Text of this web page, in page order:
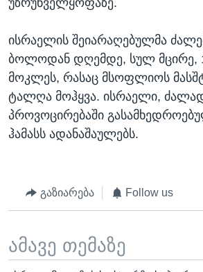
უზრუნველყოფაზე.
ისრაელის შეიარაღებულმა
ბოლოდან დღემდე, სულ მცირე,
მოკლეს, რასაც მსოფლიოს
ტალღა მოჰყვა. ისრაელი,
პროვოცირებაში
ჰამასს ადანაშაულებს.
გაზიარება Follow us
ამავე თემაზე